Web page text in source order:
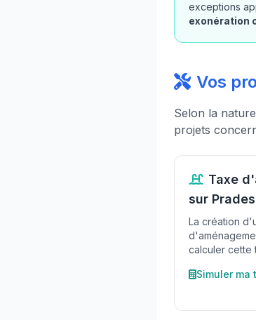
exceptions
exonération
Vos
Selon la
projets
Taxe
sur Prades
La création
calculer cette
Simuler ma